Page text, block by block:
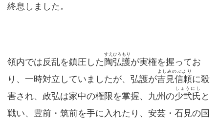
終息しました。
領内では反乱を鎮圧した陶弘護
すえひろもり
が実権を握ってお
り、一時対立していましたが、弘護が吉見信頼
よしみのぶより
に殺
害され、政弘は家中の権限を掌握、九州の少弐氏
しょうにし
と
戦い、豊前・筑前を手に入れたり、安芸・石見の国